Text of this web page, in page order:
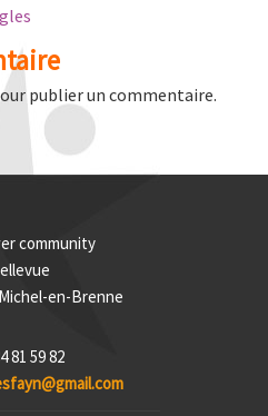
publier un commentaire.
community
en-Brenne
81 59 82